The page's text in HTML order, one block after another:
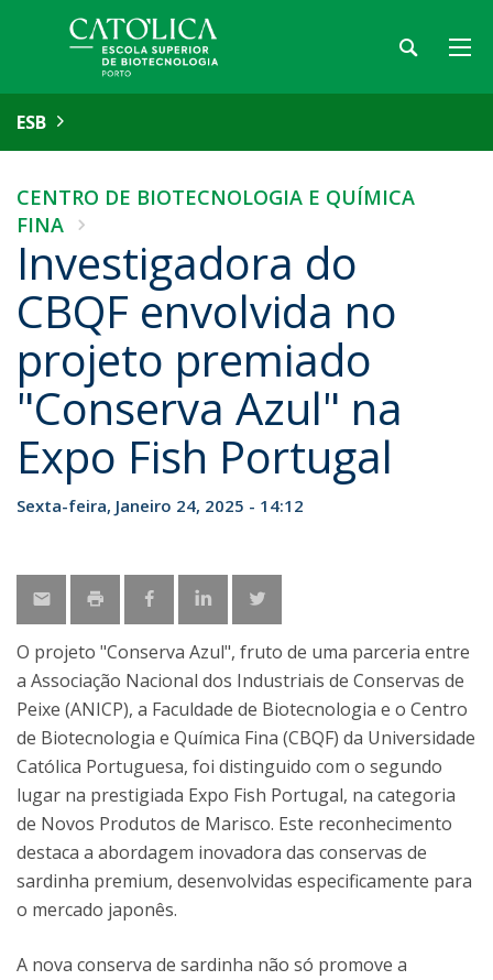
ESB
CENTRO DE BIOTECNOLOGIA E QUÍMICA
FINA
Investigadora do
CBQF envolvida no
projeto premiado
"Conserva Azul" na
Expo Fish Portugal
Sexta-feira, Janeiro 24, 2025 - 14:12
O projeto "Conserva Azul", fruto de uma parceria entre
a Associação Nacional dos Industriais de Conservas de
Peixe (ANICP), a Faculdade de Biotecnologia e o Centro
de Biotecnologia e Química Fina (CBQF) da Universidade
Católica Portuguesa, foi distinguido com o segundo
lugar na prestigiada Expo Fish Portugal, na categoria
de Novos Produtos de Marisco. Este reconhecimento
destaca a abordagem inovadora das conservas de
sardinha premium, desenvolvidas especificamente para
o mercado japonês.
A nova conserva de sardinha não só promove a